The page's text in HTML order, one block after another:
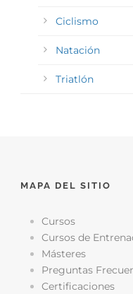
Ciclismo
Natación
Triatlón
MAPA DEL SITIO
Cursos
Cursos de
Másteres
Preguntas
Certificaciones